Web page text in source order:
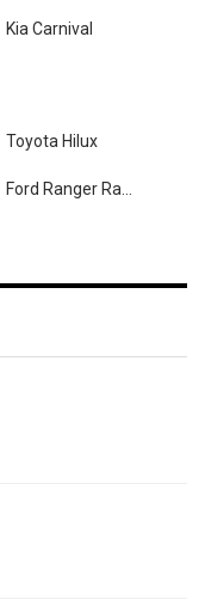
Kia Carnival
Toyota Hilux